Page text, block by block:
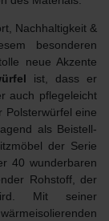
Nachhaltigkeit &
besonderen
neue Akzente
ist, dass er
auch pflegeleicht
Polsterwürfel eine
als Beistell-
der Serie
40 wunderbaren
Rohstoff, der
Mit seiner